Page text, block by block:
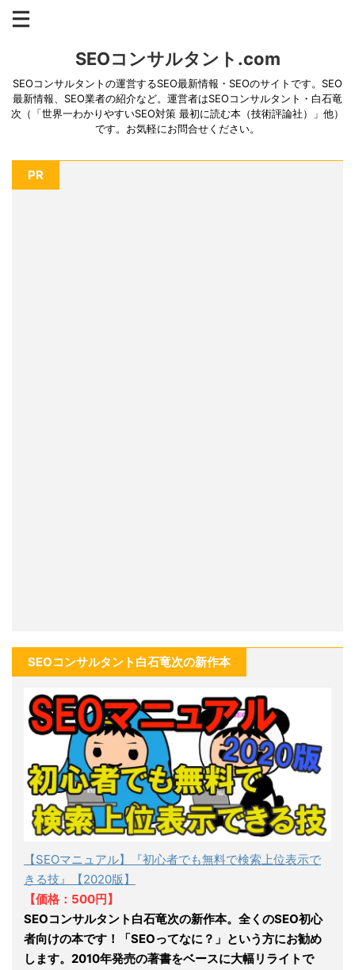
SEOコンサルタント.com
SEOコンサルタントの運営するSEO最新情報・SEOのサイトです。SEO
最新情報、SEO業者の紹介など。運営者はSEOコンサルタント・白石竜
次（「世界一わかりやすいSEO対策 最初に読む本（技術評論社）」他）
です。お気軽にお問合せください。
PR
SEOコンサルタント白石竜次の新作本
【SEOマニュアル】『初心者でも無料で検索上位表示で
きる技』【2020版】
【価格：500円】
SEOコンサルタント白石竜次の新作本。全くのSEO初心
者向けの本です！「SEOってなに？」という方にお勧め
します。2010年発売の著書をベースに大幅リライトで